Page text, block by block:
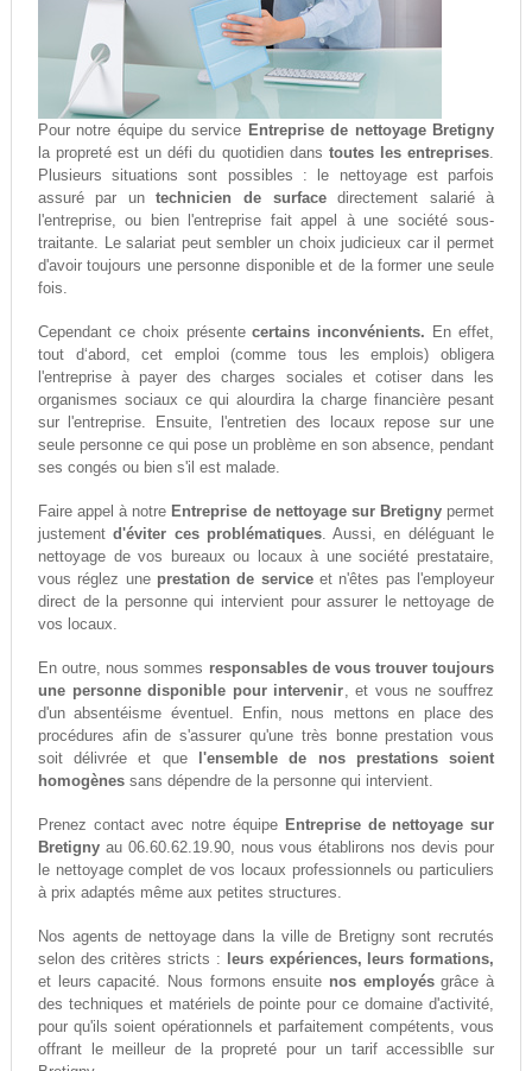
Pour notre équipe du service Entreprise de nettoyage Bretigny
la propreté est un défi du quotidien dans toutes les entreprises.
Plusieurs situations sont possibles : le nettoyage est parfois
assuré par untechnicien de surfacedirectement salarié à
l'entreprise, ou bien l'entreprise fait appel à une société sous-
traitante. Le salariat peut sembler un choix judicieux car il permet
d'avoir toujours une personne disponible et de la former une seule
fois.
Cependant ce choix présentecertains inconvénients. En effet,
tout d‘abord, cet emploi (comme tous les emplois) obligera
l'entreprise à payer des charges sociales et cotiser dans les
organismes sociaux ce qui alourdira la charge financière pesant
sur l'entreprise. Ensuite, l'entretien des locaux repose sur une
seule personne ce qui pose un problème en son absence, pendant
ses congés ou bien s'il est malade.
Faire appel à notre Entreprise de nettoyage sur Bretignypermet
justementd'éviter ces problématiques. Aussi, en déléguant le
nettoyage de vos bureaux ou locaux à une société prestataire,
vous réglez une prestation de serviceet n'êtes pas l'employeur
direct de la personne qui intervient pour assurer le nettoyage de
vos locaux.
En outre, nous sommes responsables de vous trouver toujours
une personne disponible pour intervenir, et vous ne souffrez
d'un absentéisme éventuel. Enfin, nous mettons en place des
procédures afin de s'assurer qu'une très bonne prestation vous
soit délivrée et que
l'ensemble de nos prestations soient
homogènessans dépendre de la personne qui intervient.
Prenez contact avec notre équipe Entreprise de nettoyage sur
Bretignyau 06.60.62.19.90, nous vous établirons nos devis pour
le nettoyage complet de vos locaux professionnels ou particuliers
à prix adaptés même aux petites structures.
Nos agents de nettoyage dans la ville de Bretigny sont recrutés
selon des critères stricts :
leurs expériences, leurs formations,
et leurs capacité. Nous formons ensuite nos employésgrâce à
des techniques et matériels de pointe pour ce domaine d'activité,
pour qu'ils soient opérationnels et parfaitement compétents, vous
offrant le meilleur de la propreté pour un tarif accessiblle sur